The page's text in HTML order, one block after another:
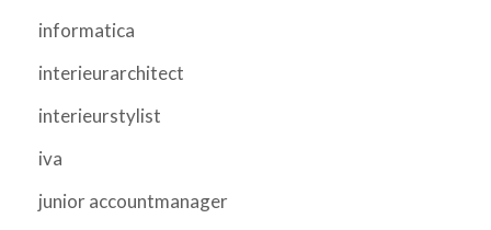
informatica
interieurarchitect
interieurstylist
iva
junior accountmanager